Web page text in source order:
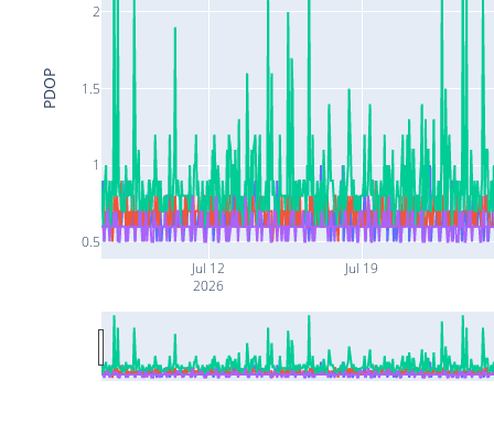
Jul 12
2026
Jul 19
0.5
1
1.5
2
PDOP